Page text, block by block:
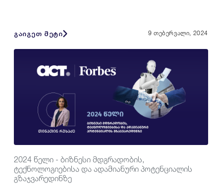
გაიგეთ მეტი 9 თებერვალი, 2024
2024 წელი - ბიზნესი მდგრადობის,
ტექნოლოგიებისა და ადამიანური პოტენციალის
გზაჯვარედინზე